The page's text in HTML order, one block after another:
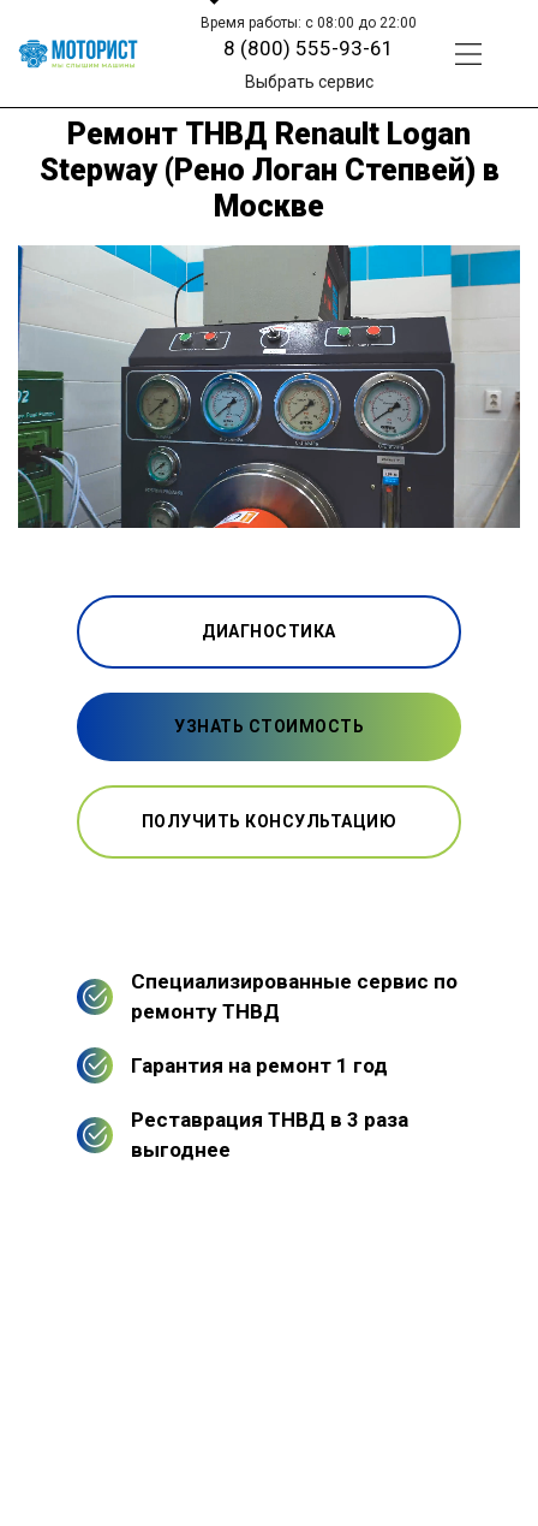
Время работы: с 08:00 до 22:00
8 (800) 555-93-61
Выбрать сервис
Ремонт ТНВД Renault Logan
Stepway (Рено Логан Степвей) в
Москве
ДИАГНОСТИКА
УЗНАТЬ СТОИМОСТЬ
ПОЛУЧИТЬ КОНСУЛЬТАЦИЮ
Специализированные сервис по
ремонту ТНВД
Гарантия на ремонт 1 год
Реставрация ТНВД в 3 раза
выгоднее